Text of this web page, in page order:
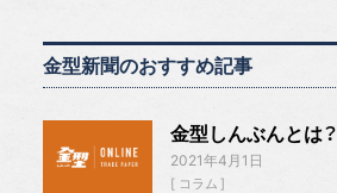
金型新聞のおすすめ記事
金型しんぶんとは？
2021年4月1日
コラム